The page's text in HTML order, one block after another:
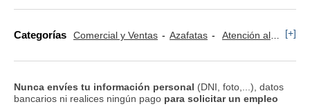
Categorías Comercial y Ventas Azafatas Atención al Cliente [+]
Nunca envíes tu información personal (DNI, foto,...), datos
bancarios ni realices ningún pago para solicitar un empleo